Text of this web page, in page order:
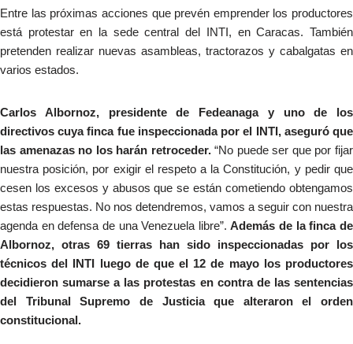
Entre las próximas acciones que prevén emprender los productores
está protestar en la sede central del INTI, en Caracas. También
pretenden realizar nuevas asambleas, tractorazos y cabalgatas en
varios estados.
Carlos Albornoz, presidente de Fedeanaga y uno de los
directivos cuya finca fue inspeccionada por el INTI, aseguró que
las amenazas no los harán retroceder.“No puede ser que por fijar
nuestra posición, por exigir el respeto a la Constitución, y pedir que
cesen los excesos y abusos que se están cometiendo obtengamos
estas respuestas. No nos detendremos, vamos a seguir con nuestra
agenda en defensa de una Venezuela libre”.Además de la finca de
Albornoz, otras 69 tierras han sido inspeccionadas por los
técnicos del INTI luego de que el 12 de mayo los productores
decidieron sumarse a las protestas en contra de las sentencias
del Tribunal Supremo de Justicia que alteraron el orden
constitucional.